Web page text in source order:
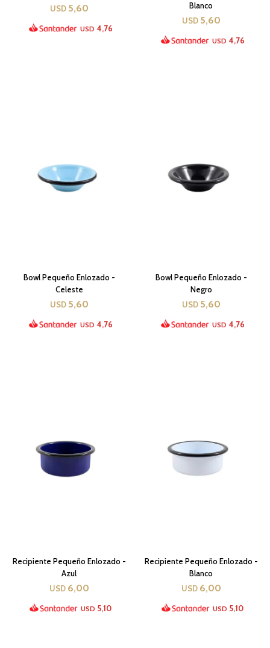
USD 5,60
USD 4,76
Blanco
USD 5,60
USD 4,76
Bowl Pequeño Enlozado -
Celeste
USD 5,60
USD 4,76
Bowl Pequeño Enlozado -
Negro
USD 5,60
USD 4,76
Recipiente Pequeño Enlozado -
Azul
USD 6,00
USD 5,10
Recipiente Pequeño Enlozado -
Blanco
USD 6,00
USD 5,10